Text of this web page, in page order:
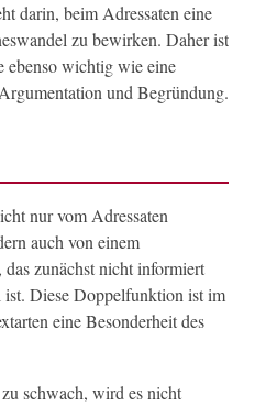
darin, beim Adressaten eine
zu bewirken. Daher ist
ebenso wichtig wie eine
und Begründung.
nur vom Adressaten
auch von einem
das zunächst nicht informiert
ist. Diese Doppelfunktion ist im
eine Besonderheit des
schwach, wird es nicht